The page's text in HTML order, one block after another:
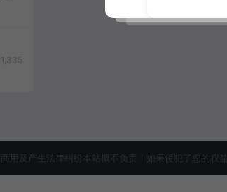
1,335
用及产生法律纠纷本站概不负责！如果侵犯了您的